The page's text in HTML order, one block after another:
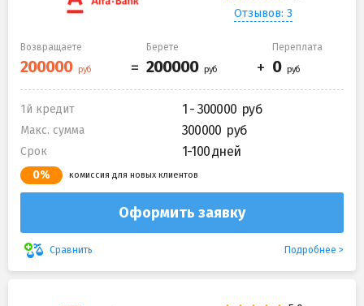
Отзывов: 3
Возвращаете Берете Переплата
1й кредит 1 - 300000
Макс. сумма 300000
Срок 1-100 дней
0% комиссия для новых клиентов
Оформить заявку
Сравнить Подробнее